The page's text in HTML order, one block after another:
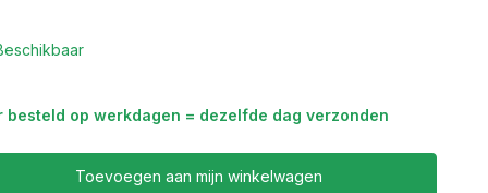
besteld op werkdagen = dezelfde dag verzonden
Toevoegen aan mijn winkelwagen